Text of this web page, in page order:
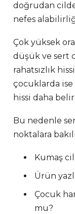
doğrudan
nefes
Çok yüksek
düşük ve sert
rahatsızlık
çocuklarda ise
hissi daha
Bu nedenle
noktalara
Kumaş
Ürün
Çocuk
mu?